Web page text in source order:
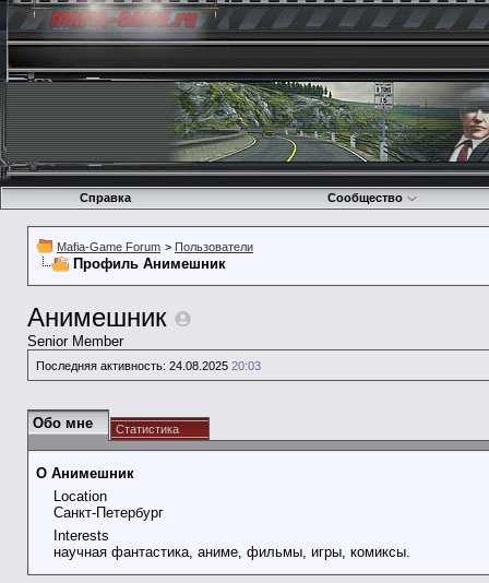
Справка Сообщество
Mafia-Game Forum > Пользователи
Профиль Анимешник
Анимешник
Senior Member
Последняя активность: 24.08.2025 20:03
Обо мне Статистика
О Анимешник
Location
Санкт-Петербург
Interests
научная фантастика, аниме, фильмы, игры, комиксы.